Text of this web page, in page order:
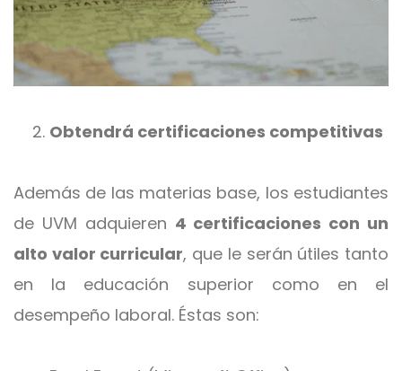
Obtendrá certificaciones competitivas
Además de las materias base, los estudiantes
de UVM adquieren 4 certificaciones con un
alto valor curricular, que le serán útiles tanto
en la educación superior como en el
desempeño laboral. Éstas son: